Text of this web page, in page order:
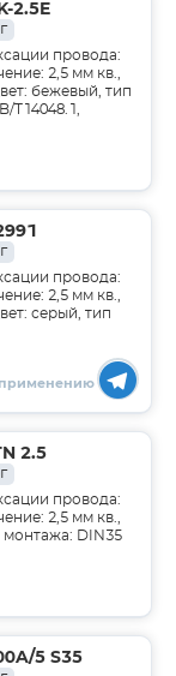
2.5E
провода:
2,5 мм кв.,
бежевый, тип
T14048.1,
провода:
2,5 мм кв.,
серый, тип
применению
2.5
провода:
2,5 мм кв.,
монтажа: DIN35
5 S35